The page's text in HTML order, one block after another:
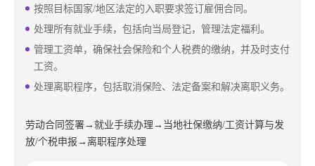
按照目标国家/地区法定的入职要求签订雇佣合同。
处理所有就业手续，包括向当局登记，管理法定福利。
管理工资单，确保社会保险和个人税费的缴纳，并及时支付
工资。
处理离职程序，包括取消保险、法定备案和解决离职义务。
劳动合同签署→就业手续办理→当地社保缴纳/工资计算与发
放/个税申报→离职程序处理